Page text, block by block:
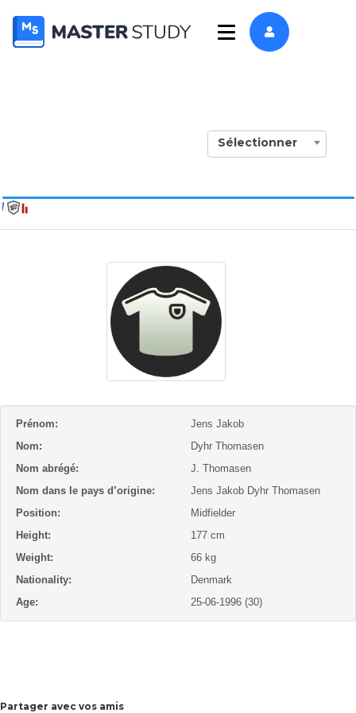
Sélectionner
Prénom:
Jens Jakob
Nom:
Dyhr Thomasen
Nom abrégé:
J. Thomasen
Nom dans le pays d’origine:
Jens Jakob Dyhr Thomasen
Position:
Midfielder
Height:
177 cm
Weight:
66 kg
Nationality:
Denmark
Age:
25-06-1996 (30)
Partager avec vos amis